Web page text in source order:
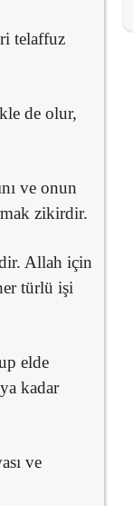
telaffuz
de olur,
ve onun
zikirdir.
Allah için
türlü işi
elde
kadar
ve